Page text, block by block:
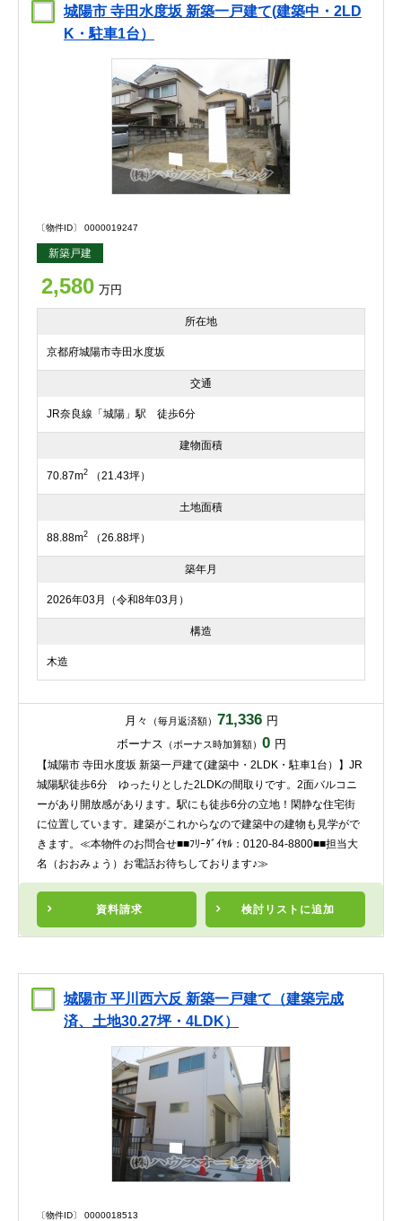
城陽市 寺田水度坂 新築一戸建て(建築中・2LD
K・駐車1台）
〔物件ID〕 0000019247
新築戸建
2,580 万円
所在地
京都府城陽市寺田水度坂
交通
JR奈良線「城陽」駅 徒歩6分
建物面積
70.87m2 （21.43坪）
土地面積
88.88m2 （26.88坪）
築年月
2026年03月（令和8年03月）
構造
木造
月々 （毎月返済額） 71,336 円
ボーナス （ボーナス時加算額） 0 円
資料請求 検討リスト に追加
【城陽市 寺田水度坂 新築一戸建て(建築中・2LDK・駐車1台）】JR
城陽駅徒歩6分 ゆったりとした2LDKの間取りです。2面バルコニ
ーがあり開放感があります。駅にも徒歩6分の立地！閑静な住宅街
に位置しています。建築がこれからなので建築中の建物も見学がで
きます。≪本物件のお問合せ■■ﾌﾘｰﾀﾞｲﾔﾙ：0120-84-8800■■担当大
名（おおみょう）お電話お待ちしております♪≫
城陽市 平川西六反 新築一戸建て（建築完成
済、土地30.27坪・4LDK）
〔物件ID〕 0000018513